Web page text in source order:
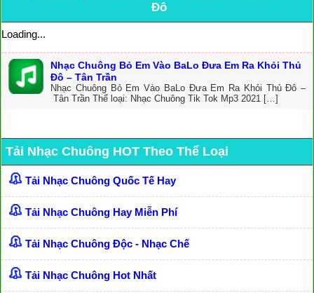
Đô
Loading...
Nhạc Chuông Bỏ Em Vào BaLo Đưa Em Ra Khỏi Thủ
Đô – Tân Trần
Nhạc Chuông Bỏ Em Vào BaLo Đưa Em Ra Khỏi Thủ Đô –
Tân Trần Thể loại: Nhạc Chuông Tik Tok Mp3 2021 […]
Tải Nhạc Chuông HOT Theo Thể Loại
Tải Nhạc Chuông Quốc Tế Hay
Tải Nhạc Chuông Hay Miễn Phí
Tải Nhạc Chuông Độc - Nhạc Chế
Tải Nhạc Chuông Hot Nhất